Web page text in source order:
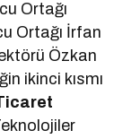
Ortağı
Ortağı İrfan
Özkan
ikinci kısmı